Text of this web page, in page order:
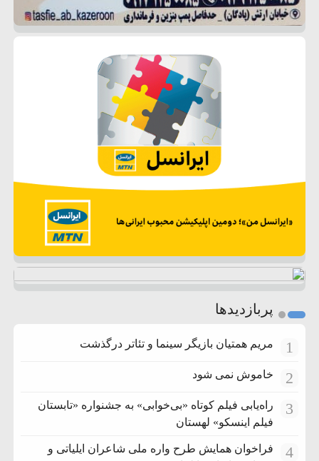
پربازدیدها
1 مریم همتیان بازیگر سینما و تئاتر درگذشت
2 خاموش نمی شود
3
راه‌یابی فیلم کوتاه «بی‌خوابی» به جشنواره «تابستان
فیلم اینسکو» لهستان
4
فراخوان همایش طرح واره ملی شاعران ایلیاتی و